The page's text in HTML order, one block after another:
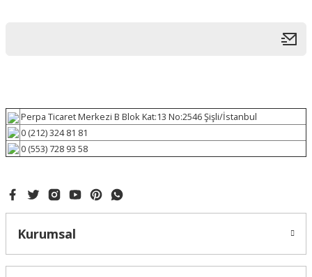
Perpa Ticaret Merkezi B Blok Kat:13 No:2546 Şişli/İstanbul
0 (212) 324 81 81
0 (553) 728 93 58
Kurumsal